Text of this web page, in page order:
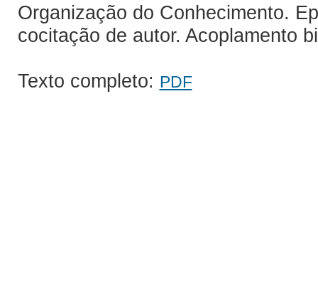
Organização do Conhecimento.
cocitação de autor. Acoplamento
Texto completo: PDF